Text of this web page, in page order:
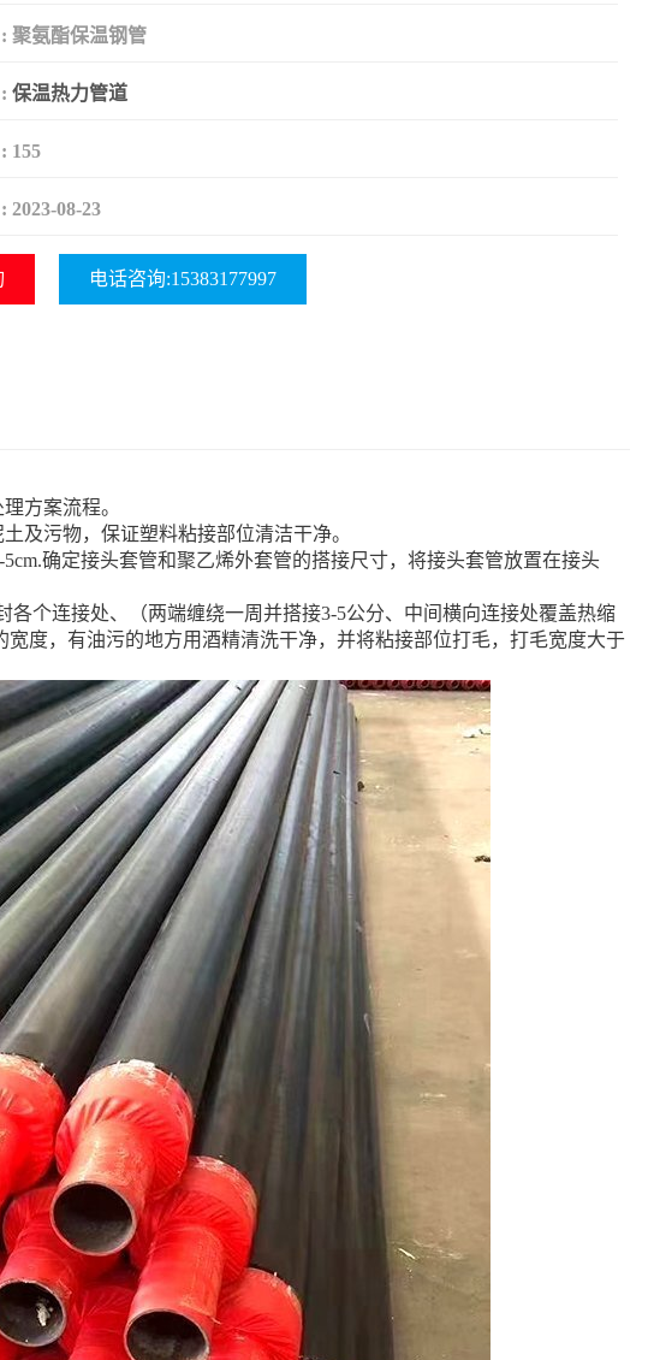
: 聚氨酯保温钢管
: 保温热力管道
: 155
: 2023-08-23
电话咨询:15383177997
方案流程。
及污物，保证塑料粘接部位清洁干净。
确定接头套管和聚乙烯外套管的搭接尺寸，将接头套管放置在接头
各个连接处、（两端缠绕一周并搭接3-5公分、中间横向连接处覆盖热缩
度，有油污的地方用酒精清洗干净，并将粘接部位打毛，打毛宽度大于